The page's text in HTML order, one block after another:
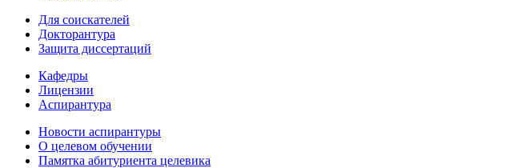
Для соискателей
Докторантура
Защита диссертаций
Кафедры
Лицензии
Аспирантура
Новости аспирантуры
О целевом обучении
Памятка абитуриента целевика